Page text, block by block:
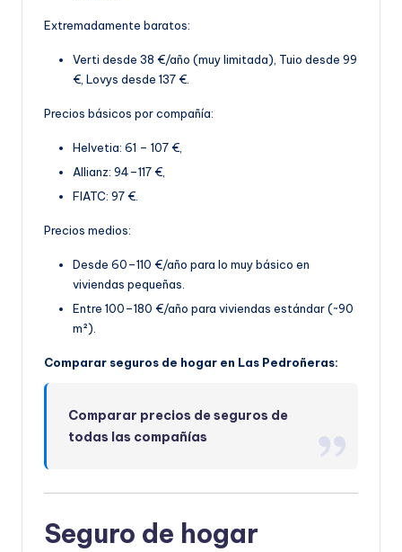
Extremadamente baratos:
Verti desde 38 €/año (muy limitada), Tuio desde 99
€, Lovys desde 137 €.
Precios básicos por compañía:
Helvetia: 61 – 107 €,
Allianz: 94–117 €,
FIATC: 97 €.
Precios medios:
Desde 60–110 €/año para lo muy básico en
viviendas pequeñas.
Entre 100–180 €/año para viviendas estándar (~90
m²).
Comparar seguros de hogar en Las Pedroñeras:
Comparar precios de seguros de
todas las compañías
Seguro de hogar